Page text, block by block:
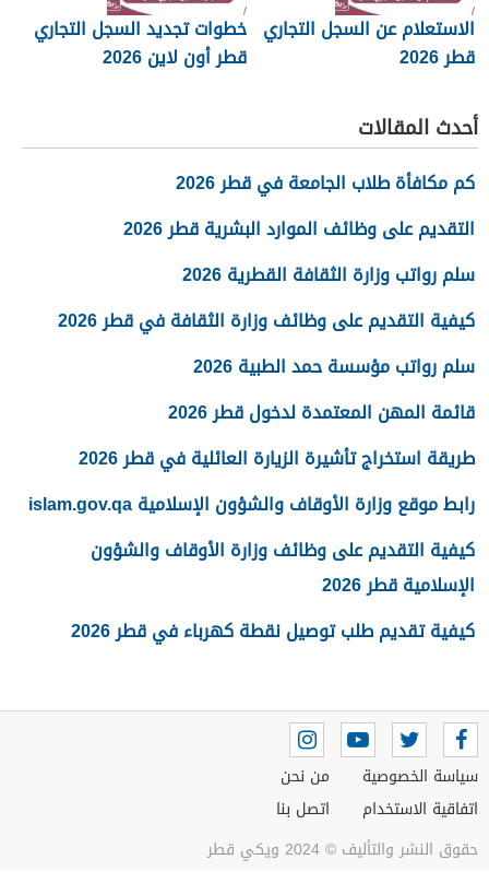
الاستعلام عن السجل التجاري
قطر 2026
خطوات تجديد السجل التجاري
قطر أون لاين 2026
أحدث المقالات
كم مكافأة طلاب الجامعة في قطر 2026
التقديم على وظائف الموارد البشرية قطر 2026
سلم رواتب وزارة الثقافة القطرية 2026
كيفية التقديم على وظائف وزارة الثقافة في قطر 2026
سلم رواتب مؤسسة حمد الطبية 2026
قائمة المهن المعتمدة لدخول قطر 2026
طريقة استخراج تأشيرة الزيارة العائلية في قطر 2026
رابط موقع وزارة الأوقاف والشؤون الإسلامية islam.gov.qa
كيفية التقديم على وظائف وزارة الأوقاف والشؤون
الإسلامية قطر 2026
كيفية تقديم طلب توصيل نقطة كهرباء في قطر 2026
سياسة الخصوصية
اتفاقية الاستخدام
من نحن
اتصل بنا
حقوق النشر والتأليف © 2024 ويكي قطر